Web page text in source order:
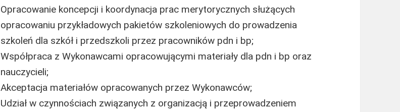
Opracowanie koncepcji i koordynacja prac merytorycznych służących
opracowaniu przykładowych pakietów szkoleniowych do prowadzenia
szkoleń dla szkół i przedszkoli przez pracowników pdn i bp;
Współpraca z Wykonawcami opracowującymi materiały dla pdn i bp oraz
nauczycieli;
Akceptacja materiałów opracowanych przez Wykonawców;
Udział w czynnościach związanych z organizacją i przeprowadzeniem